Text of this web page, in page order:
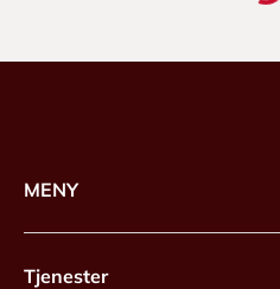
MENY
Tjenester